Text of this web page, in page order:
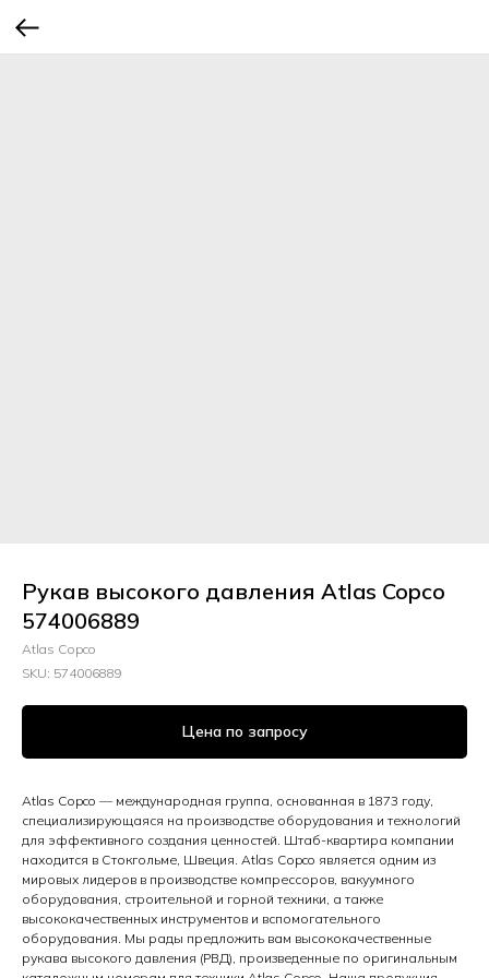
Рукав высокого давления Atlas Copco
574006889
Atlas Copco
SKU: 574006889
Цена по запросу
Atlas Copco — международная группа, основанная в 1873 году,
специализирующаяся на производстве оборудования и технологий
для эффективного создания ценностей. Штаб-квартира компании
находится в Стокгольме, Швеция. Atlas Copco является одним из
мировых лидеров в производстве компрессоров, вакуумного
оборудования, строительной и горной техники, а также
высококачественных инструментов и вспомогательного
оборудования. Мы рады предложить вам высококачественные
рукава высокого давления (РВД), произведенные по оригинальным